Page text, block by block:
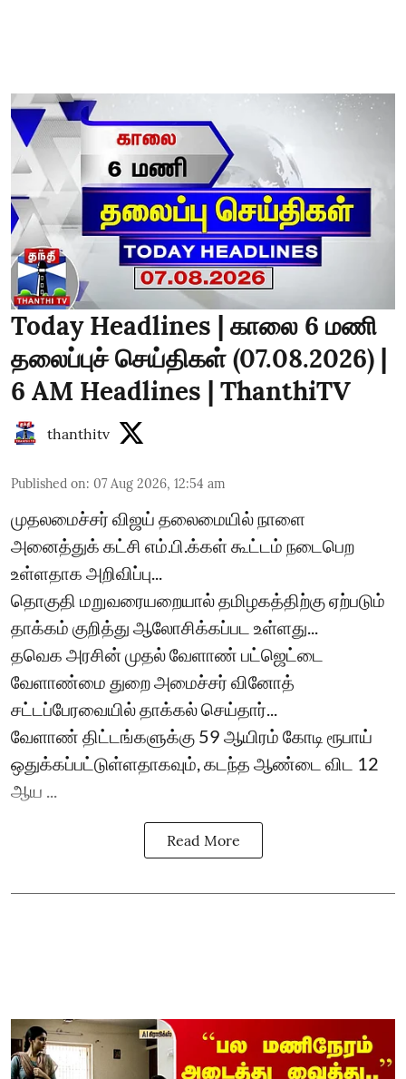
Today Headlines | காலை 6 மணி
தலைப்புச் செய்திகள் (07.08.2026) |
6 AM Headlines | ThanthiTV
thanthitv
Published on: 07 Aug 2026, 12:54 am
முதலமைச்சர் விஜய் தலைமையில் நாளை
அனைத்துக் கட்சி எம்.பி.க்கள் கூட்டம் நடைபெற
உள்ளதாக அறிவிப்பு...
தொகுதி மறுவரையறையால் தமிழகத்திற்கு ஏற்படும்
தாக்கம் குறித்து ஆலோசிக்கப்பட உள்ளது...
தவெக அரசின் முதல் வேளாண் பட்ஜெட்டை
வேளாண்மை துறை அமைச்சர் வினோத்
சட்டப்பேரவையில் தாக்கல் செய்தார்...
வேளாண் திட்டங்களுக்கு 59 ஆயிரம் கோடி ரூபாய்
ஒதுக்கப்பட்டுள்ளதாகவும், கடந்த ஆண்டை விட 12
ஆய ...
Read More